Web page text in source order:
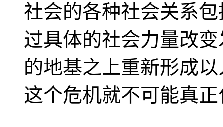
社会的各种社会关系
过具体的社会力量改
的地基之上重新形成
这个危机就不可能真